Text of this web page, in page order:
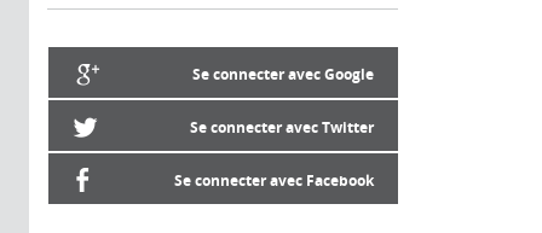
Se connecter avec Google
Se connecter avec Twitter
Se connecter avec Facebook